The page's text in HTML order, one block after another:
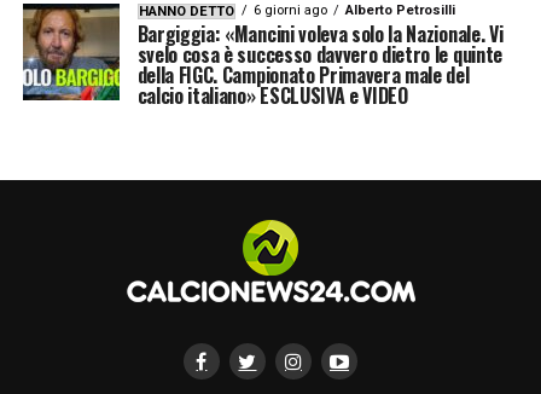
HANNO DETTO 6 giorni ago Alberto Petrosilli
Bargiggia: «Mancini voleva solo la Nazionale. Vi
svelo cosa è successo davvero dietro le quinte
della FIGC. Campionato Primavera male del
calcio italiano» ESCLUSIVA e VIDEO